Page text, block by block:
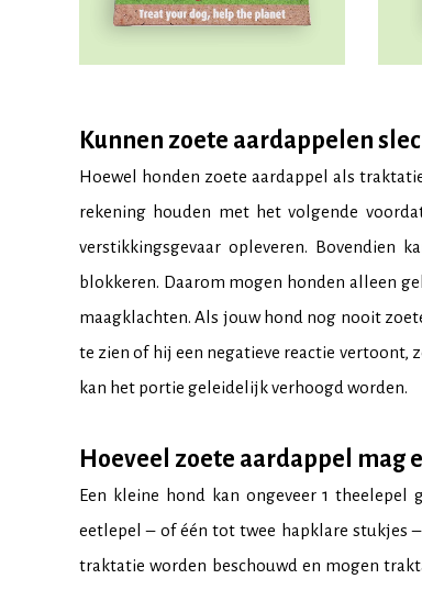
Kunnen zoete aardappelen
Hoewel honden zoete aardappel als
rekening houden met het volgende
verstikkingsgevaar opleveren. Bovendien
blokkeren. Daarom mogen honden alleen
maagklachten. Als jouw hond nog nooit
te zien of hij een negatieve reactie vertoont,
kan het portie geleidelijk verhoogd worden.
Hoeveel zoete aardappel mag
Een kleine hond kan ongeveer 1
eetlepel – of één tot twee hapklare stukjes
traktatie worden beschouwd en mogen